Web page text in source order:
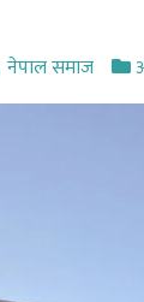
नेपाल समाज